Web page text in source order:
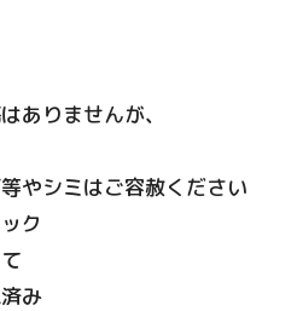
ありませんが、
やシミはご容赦ください
ク
み